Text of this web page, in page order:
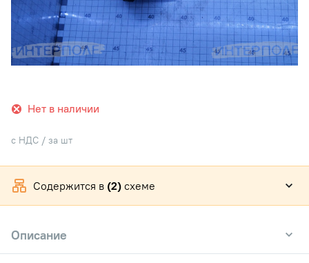
Нет в наличии
с НДС / за шт
Содержится в (2) схеме
Описание